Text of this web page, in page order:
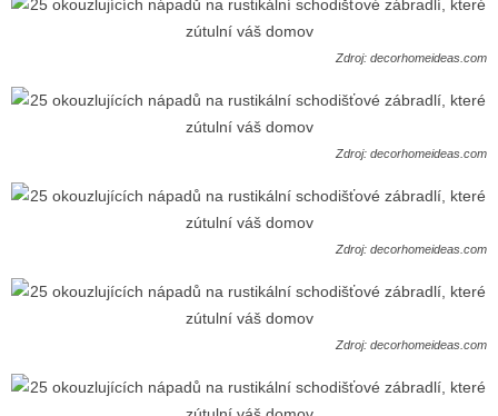
Zdroj: decorhomeideas.com
Zdroj: decorhomeideas.com
Zdroj: decorhomeideas.com
Zdroj: decorhomeideas.com